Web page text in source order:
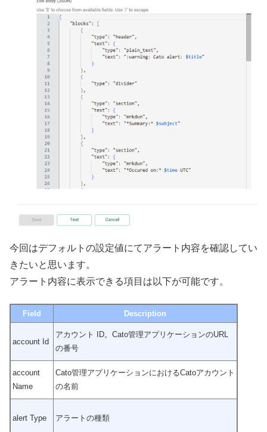
今回はデフォルトの設定値にてアラート内容を確認してい
きたいと思います。
アラート内容に表示できる項目は以下が可能です。
Field Description
account Id
アカウント ID。Cato管理アプリケーションのURL
の番号
account
Name
Cato管理アプリケーションにおけるCatoアカウント
の名前
alert Type アラートの種類